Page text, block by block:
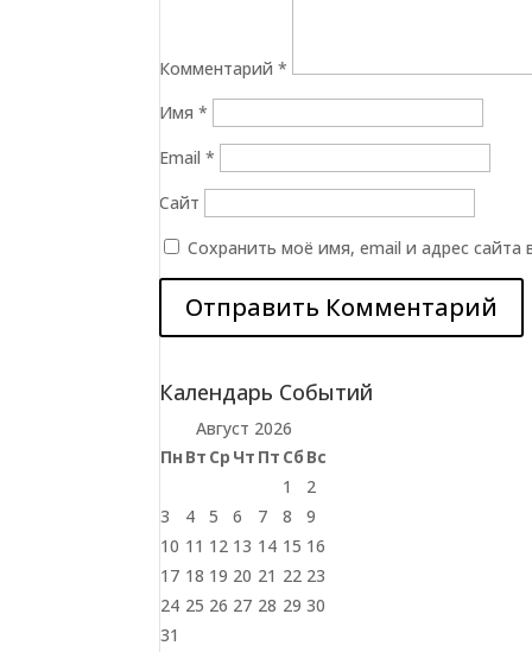
Комментарий*
Имя*
Email*
Сайт
Сохранить моё имя, email и адрес
Календарь Событий
Август 2026
Пн Вт Ср Чт Пт Сб Вс
1
2
3
4 5 6 7 8
9
10 11 12 13 14 15 16
17 18 19 20 21 22 23
24 25 26 27 28 29 30
31